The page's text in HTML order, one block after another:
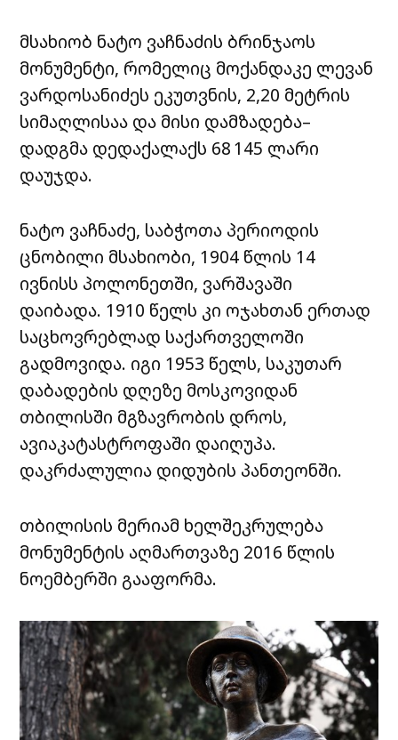
მსახიობ ნატო ვაჩნაძის ბრინჯაოს
მონუმენტი, რომელიც მოქანდაკე ლევან
ვარდოსანიძეს ეკუთვნის, 2,20 მეტრის
სიმაღლისაა და მისი დამზადება–
დადგმა დედაქალაქს 68 145 ლარი
დაუჯდა.
ნატო ვაჩნაძე, საბჭოთა პერიოდის
ცნობილი მსახიობი, 1904 წლის 14
ივნისს პოლონეთში, ვარშავაში
დაიბადა. 1910 წელს კი ოჯახთან ერთად
საცხოვრებლად საქართველოში
გადმოვიდა. იგი 1953 წელს, საკუთარ
დაბადების დღეზე მოსკოვიდან
თბილისში მგზავრობის დროს,
ავიაკატასტროფაში დაიღუპა.
დაკრძალულია დიდუბის პანთეონში.
თბილისის მერიამ ხელშეკრულება
მონუმენტის აღმართვაზე 2016 წლის
ნოემბერში გააფორმა.